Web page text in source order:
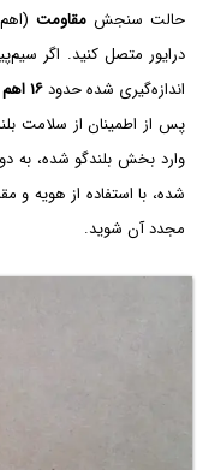
حالت سنجش مقاومت
درایور متصل کنید. اگر
اندازه‌گیری شده حدود۱۶ اهم
پس از اطمینان از سلامت
وارد بخش بلندگو شده، به
شده، با استفاده از هویه و
مجدد آن شوید.